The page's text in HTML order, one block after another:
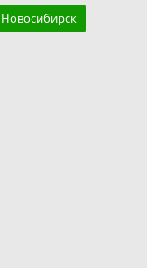
Новосибирск